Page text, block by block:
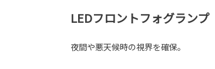
LEDフロントフォグランプ
夜間や悪天候時の視界を確保。